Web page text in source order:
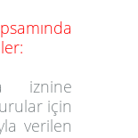
iznine
için
verilen